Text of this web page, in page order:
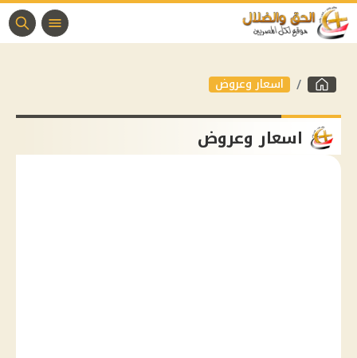
اسعار وعروض
اسعار وعروض